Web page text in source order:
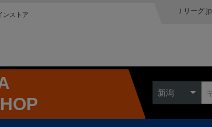
ンストア Ｊリーグ.jp
新潟